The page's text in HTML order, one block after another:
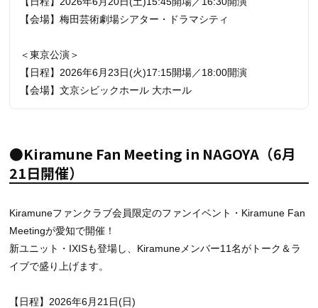
【会場】梅田芸術劇場シアター・ドラマシティ
＜東京公演＞
【日程】2026年6月23日(火)17:15開場／18:00開演
【会場】文京シビックホール 大ホール
●Kiramune Fan Meeting in NAGOYA（6月
21日開催）
Kiramuneファンクラブ会員限定のファンイベント・Kiramune Fan
Meetingが愛知で開催！
新ユニット・IXISも登場し、Kiramuneメンバー11名がトーク＆ラ
イブで盛り上げます。
【日程】2026年6月21日(日)